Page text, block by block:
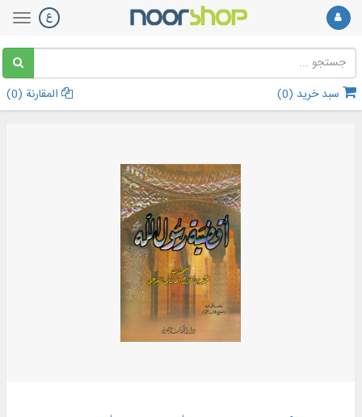
سبد خرید (0
) المقارنة (0
)